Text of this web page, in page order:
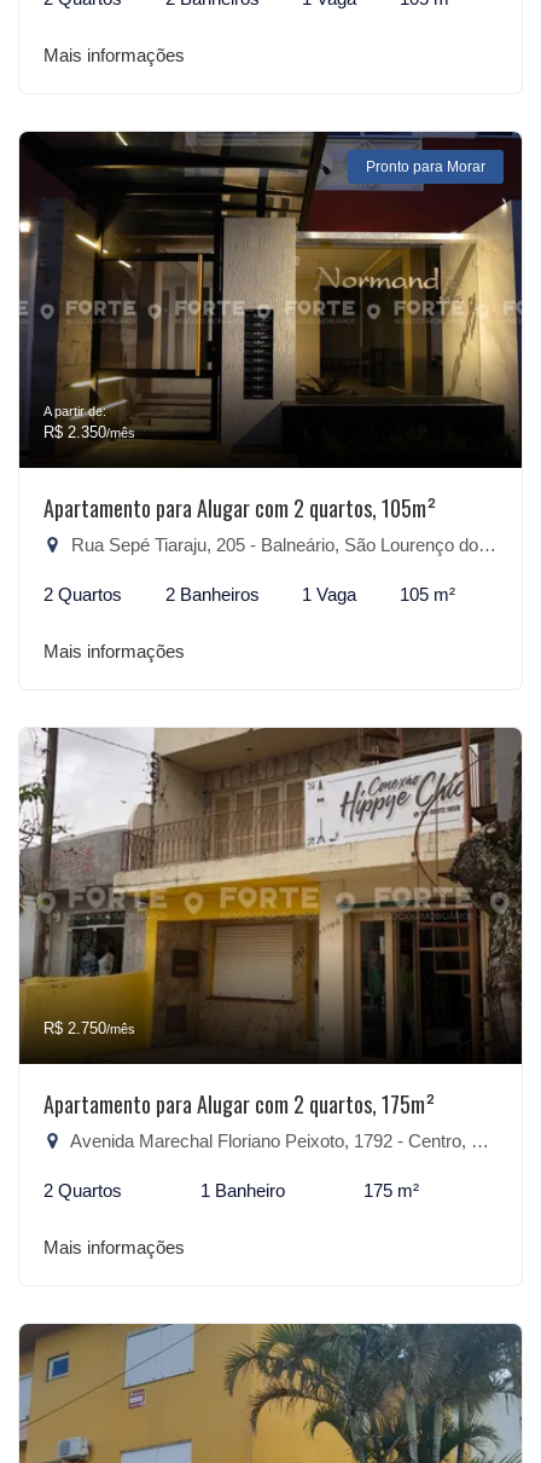
Mais informações
Pronto para Morar
A partir de:
R$ 2.350/mês
Apartamento para Alugar com 2 quartos, 105m²
Rua Sepé Tiaraju, 205 - Balneário, São Lourenço do Sul-RS
2 Quartos 2 Banheiros 1 Vaga 105 m²
Mais informações
R$ 2.750/mês
Apartamento para Alugar com 2 quartos, 175m²
Avenida Marechal Floriano Peixoto, 1792 - Centro, São Lourenço do Sul-RS
2 Quartos 1 Banheiro 175 m²
Mais informações